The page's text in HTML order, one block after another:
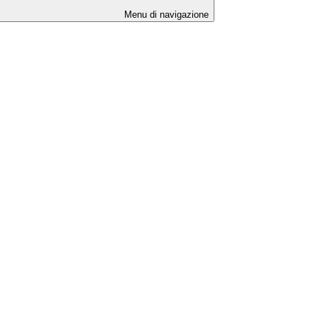
Menu di navigazione